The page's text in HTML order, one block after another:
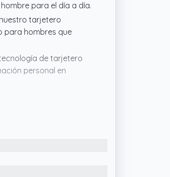
para el día a día.
nuestro tarjetero
para hombres que
tecnología de tarjetero
personal en
tus tarjetas con un
para resolver